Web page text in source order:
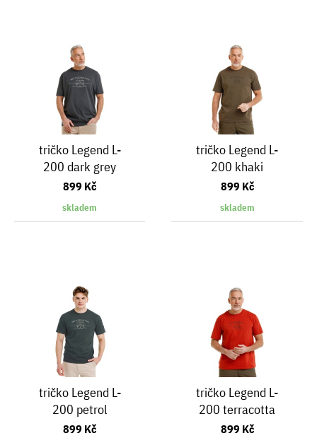
tričko Legend L-
200 dark grey
899 Kč
skladem
tričko Legend L-
200 khaki
899 Kč
skladem
tričko Legend L-
200 petrol
899 Kč
tričko Legend L-
200 terracotta
899 Kč